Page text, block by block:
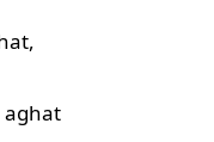
aghat